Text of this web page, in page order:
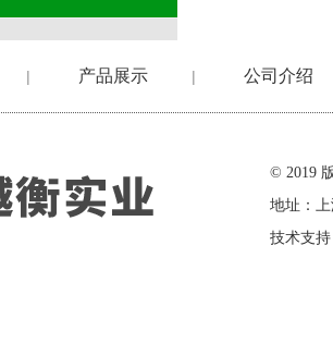
| 产品展示 | 公司介绍
© 2019
地址：
技术支